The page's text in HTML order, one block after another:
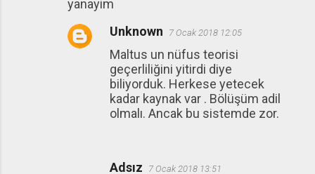
yanayim
Unknown
7 Ocak 2018 12:05
Maltus un nüfus teorisi
geçerliliğini yitirdi diye
biliyorduk. Herkese yetecek
kadar kaynak var . Bölüşüm adil
olmalı. Ancak bu sistemde zor.
Adsız 7 Ocak 2018 13:51